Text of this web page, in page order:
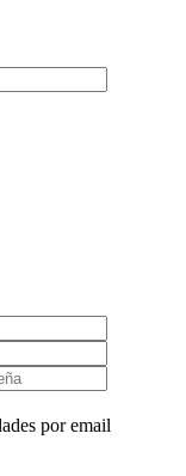
por email